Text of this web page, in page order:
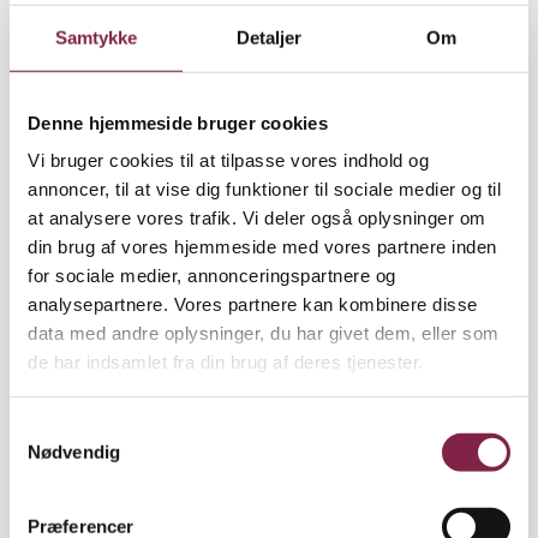
Samtykke Detaljer Om
Denne hjemmeside bruger cookies
Vi bruger cookies til at tilpasse vores indhold og
annoncer, til at vise dig funktioner til sociale medier og til
at analysere vores trafik. Vi deler også oplysninger om
din brug af vores hjemmeside med vores partnere inden
for sociale medier, annonceringspartnere og
analysepartnere. Vores partnere kan kombinere disse
data med andre oplysninger, du har givet dem, eller som
de har indsamlet fra din brug af deres tjenester.
Nødvendig
Præferencer
fokus på skriftlighed
Ifølge en ny undersøgelse har daginstitutioner med
høj faglig kvalitet ofte stort fokus på skriftlighed.
Hvad betyder det for dig som leder?..
Artikel 27.06.2024
Tid til faglighed:Her er pædagogandelen på
97 procent
Hvis vi vil genskabe den faglige stolthed, må vi
tillidsrepræsentant Sophie Bisgaard Farganis fra..